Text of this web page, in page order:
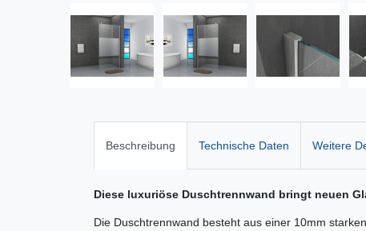
Beschreibung Technische Daten Weitere
Diese luxuriöse Duschtrennwand bringt neuen
Die Duschtrennwand besteht aus einer 10mm